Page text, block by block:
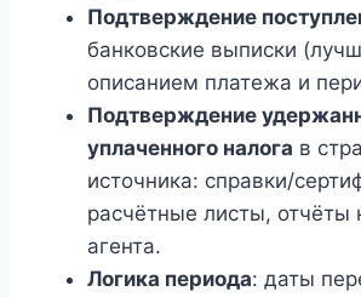
Подтверждение
банковские выписки
описанием платежа и
Подтверждение
уплаченного налога в
источника: справки/
расчётные листы, отчёты
агента.
Логика периода: даты